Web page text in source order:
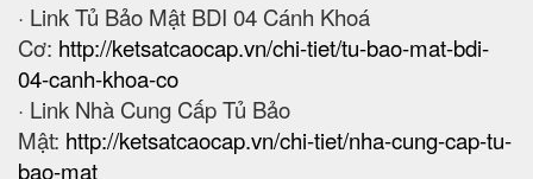
· Link Tủ Bảo Mật BDI 04 Cánh Khoá
Cơ: http://ketsatcaocap.vn/chi-tiet/tu-bao-mat-bdi-
04-canh-khoa-co
· Link Nhà Cung Cấp Tủ Bảo
Mật: http://ketsatcaocap.vn/chi-tiet/nha-cung-cap-tu-
bao-mat